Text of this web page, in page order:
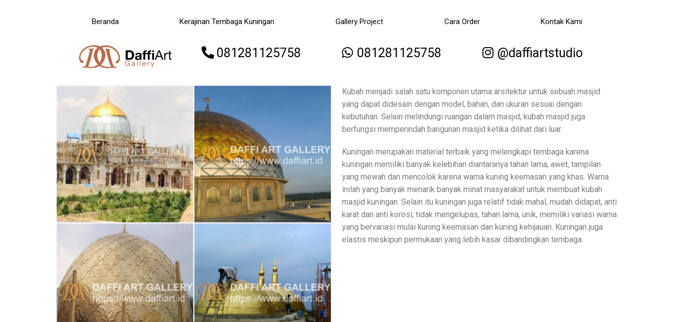
Beranda Kerajinan Tembaga Kuningan Gallery Project Cara Order Kontak Kami
081281125758 081281125758 @daffiartstudio
Kubah menjadi salah satu komponen utama arsitektur untuk sebuah masjid
yang dapat didesain dengan model, bahan, dan ukuran sesuai dengan
kebutuhan. Selain melindungi ruangan dalam masjid, kubah masjid juga
berfungsi memperindah bangunan masjid ketika dilihat dari luar.
Kuningan merupakan material terbaik yang melengkapi tembaga karena
kuningan memiliki banyak kelebihan diantaranya tahan lama, awet, tampilan
yang mewah dan mencolok karena warna kuning keemasan yang khas. Warna
inilah yang banyak menarik banyak minat masyarakat untuk membuat kubah
masjid kuningan. Selain itu kuningan juga relatif tidak mahal, mudah didapat, anti
karat dan anti korosi, tidak mengelupas, tahan lama, unik, memiliki variasi warna
yang bervariasi mulai kuning keemasan dan kuning kehijauan. Kuningan juga
elastis meskipun permukaan yang lebih kasar dibandingkan tembaga.